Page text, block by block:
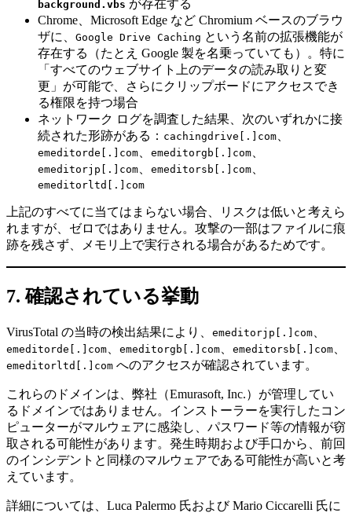
background.vbs が存在する
Chrome、Microsoft Edge など Chromium ベースのブラウ
ザに、 Google Drive Caching という名前の拡張機能が
存在する（たとえ Google 製を名乗っていても）。特に
「すべてのウェブサイト上のデータの読み取りと変
更」が可能で、さらにクリップボードにアクセスでき
る権限を持つ場合
ネットワーク ログを調査した結果、次のいずれかに接
続された形跡がある： cachingdrive[.]com
emeditorde[.]com emeditorgb[.]com
emeditorjp[.]com emeditorsb[.]com
emeditorltd[.]com
上記のすべてに当てはまらない場合、リスクは低いと考えら
れますが、ゼロではありません。攻撃の一部はファイルに痕
跡を残さず、メモリ上で実行される場合があるためです。
7. 確認されている挙動
VirusTotal の当時の検出結果により、 emeditorjp[.]com
emeditorde[.]com emeditorgb[.]com emeditorsb[.]com
emeditorltd[.]com へのアクセスが確認されています。
これらのドメインは、弊社（Emurasoft, Inc.）が管理してい
るドメインではありません。インストーラーを実行したコン
ピューターがマルウェアに感染し、パスワード等の情報が窃
取される可能性があります。発生時期および手口から、前回
のインシデントと同様のマルウェアである可能性が高いと考
えています。
詳細については、Luca Palermo 氏および Mario Ciccarelli 氏に